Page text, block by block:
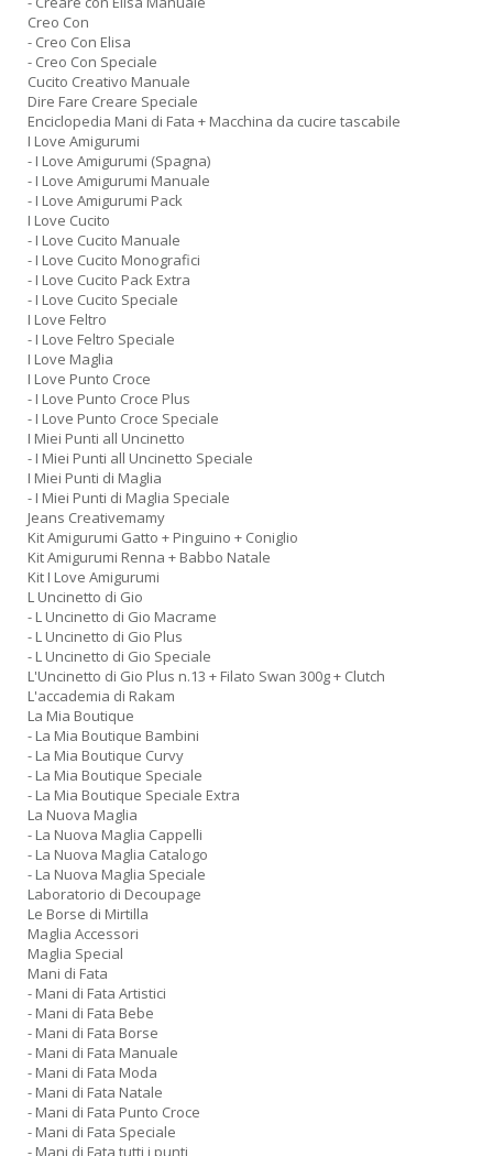
Creo Con
- Creo Con Elisa
- Creo Con Speciale
Cucito Creativo Manuale
Dire Fare Creare Speciale
Enciclopedia Mani di Fata + Macchina da cucire tascabile
I Love Amigurumi
- I Love Amigurumi (Spagna)
- I Love Amigurumi Manuale
- I Love Amigurumi Pack
I Love Cucito
- I Love Cucito Manuale
- I Love Cucito Monografici
- I Love Cucito Pack Extra
- I Love Cucito Speciale
I Love Feltro
- I Love Feltro Speciale
I Love Maglia
I Love Punto Croce
- I Love Punto Croce Plus
- I Love Punto Croce Speciale
I Miei Punti all Uncinetto
- I Miei Punti all Uncinetto Speciale
I Miei Punti di Maglia
- I Miei Punti di Maglia Speciale
Jeans Creativemamy
Kit Amigurumi Gatto + Pinguino + Coniglio
Kit Amigurumi Renna + Babbo Natale
Kit I Love Amigurumi
L Uncinetto di Gio
- L Uncinetto di Gio Macrame
- L Uncinetto di Gio Plus
- L Uncinetto di Gio Speciale
L'Uncinetto di Gio Plus n.13 + Filato Swan 300g + Clutch
L'accademia di Rakam
La Mia Boutique
- La Mia Boutique Bambini
- La Mia Boutique Curvy
- La Mia Boutique Speciale
- La Mia Boutique Speciale Extra
La Nuova Maglia
- La Nuova Maglia Cappelli
- La Nuova Maglia Catalogo
- La Nuova Maglia Speciale
Laboratorio di Decoupage
Le Borse di Mirtilla
Maglia Accessori
Maglia Special
Mani di Fata
- Mani di Fata Artistici
- Mani di Fata Bebe
- Mani di Fata Borse
- Mani di Fata Manuale
- Mani di Fata Moda
- Mani di Fata Natale
- Mani di Fata Punto Croce
- Mani di Fata Speciale
- Mani di Fata tutti i punti